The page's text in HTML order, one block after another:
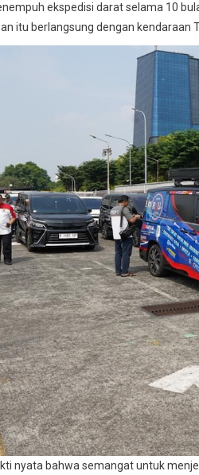
ekspedisi darat selama 10
itu berlangsung dengan
nyata bahwa semangat untuk